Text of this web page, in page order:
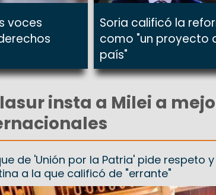
voces
Soria calificó la
como "un proyecto
país"
insta a Milei a
de 'Unión por la Patria' pide respeto
a la que calificó de "errante"